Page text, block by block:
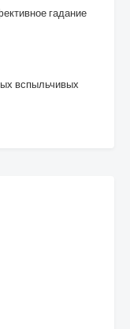
гадание
вспыльчивых